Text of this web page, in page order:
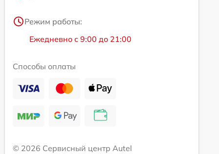
Режим работы:
Ежедневно с 9:00 до 21:00
Способы оплаты
© 2026 Сервисный центр Autel